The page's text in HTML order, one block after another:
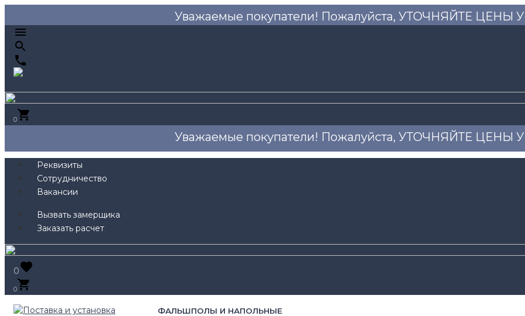
Уважаемые покупатели! Пожалуйста, УТОЧНЯЙТЕ
0
Уважаемые покупатели! Пожалуйста, УТОЧНЯЙТЕ
Реквизиты
Сотрудничество
Вакансии
Вызвать замерщика
Заказать расчет
0
0
ФАЛЬШПОЛЫ И НАПОЛЬНЫЕ